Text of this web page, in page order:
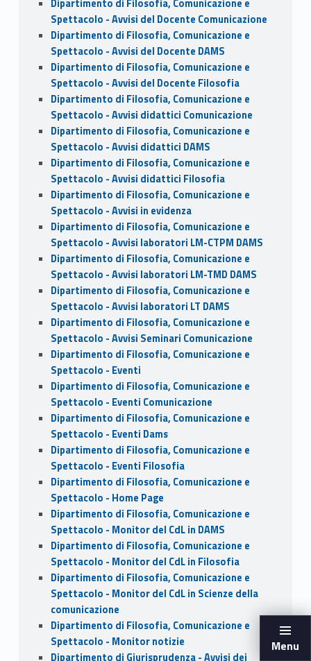
Menu
Dipartimento di Filosofia, Comunicazione e
Spettacolo - Avvisi del Docente Comunicazione
Dipartimento di Filosofia, Comunicazione e
Spettacolo - Avvisi del Docente DAMS
Dipartimento di Filosofia, Comunicazione e
Spettacolo - Avvisi del Docente Filosofia
Dipartimento di Filosofia, Comunicazione e
Spettacolo - Avvisi didattici Comunicazione
Dipartimento di Filosofia, Comunicazione e
Spettacolo - Avvisi didattici DAMS
Dipartimento di Filosofia, Comunicazione e
Spettacolo - Avvisi didattici Filosofia
Dipartimento di Filosofia, Comunicazione e
Spettacolo - Avvisi in evidenza
Dipartimento di Filosofia, Comunicazione e
Spettacolo - Avvisi laboratori LM-CTPM DAMS
Dipartimento di Filosofia, Comunicazione e
Spettacolo - Avvisi laboratori LM-TMD DAMS
Dipartimento di Filosofia, Comunicazione e
Spettacolo - Avvisi laboratori LT DAMS
Dipartimento di Filosofia, Comunicazione e
Spettacolo - Avvisi Seminari Comunicazione
Dipartimento di Filosofia, Comunicazione e
Spettacolo - Eventi
Dipartimento di Filosofia, Comunicazione e
Spettacolo - Eventi Comunicazione
Dipartimento di Filosofia, Comunicazione e
Spettacolo - Eventi Dams
Dipartimento di Filosofia, Comunicazione e
Spettacolo - Eventi Filosofia
Dipartimento di Filosofia, Comunicazione e
Spettacolo - Home Page
Dipartimento di Filosofia, Comunicazione e
Spettacolo - Monitor del CdL in DAMS
Dipartimento di Filosofia, Comunicazione e
Spettacolo - Monitor del CdL in Filosofia
Dipartimento di Filosofia, Comunicazione e
Spettacolo - Monitor del CdL in Scienze della
comunicazione
Dipartimento di Filosofia, Comunicazione e
Spettacolo - Monitor notizie
Dipartimento di Giurisprudenza - Avvisi dei